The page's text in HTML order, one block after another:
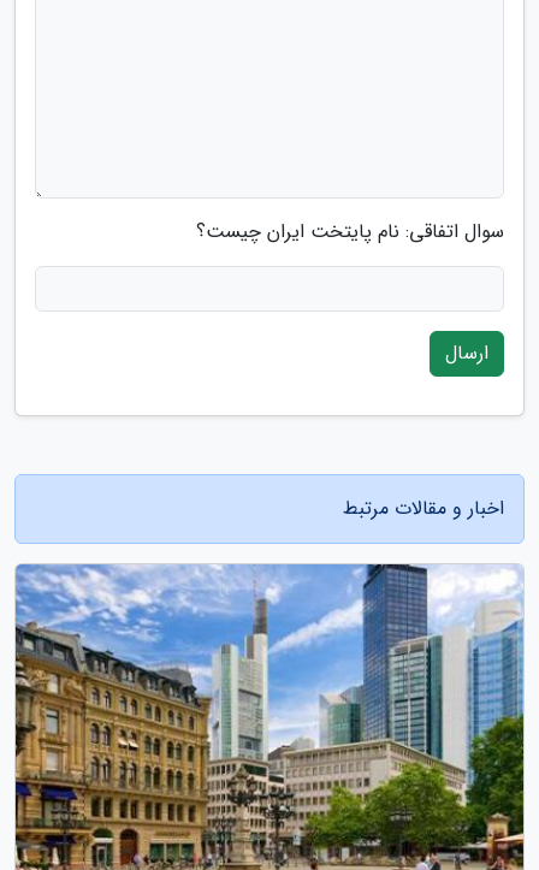
سوال اتفاقی: نام پایتخت ایران چیست؟
ارسال
اخبار و مقالات مرتبط